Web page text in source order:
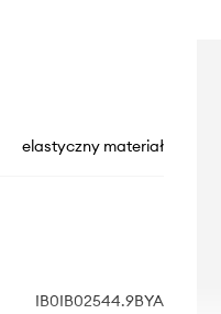
elastyczny materiał
IB0IB02544.9BYA